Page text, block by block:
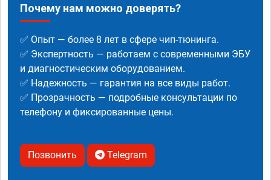
Почему нам можно доверять?
✅ Опыт — более 8 лет в сфере чип-тюнинга.
✅ Экспертность — работаем с современными ЭБУ
и диагностическим оборудованием.
✅ Надежность — гарантия на все виды работ.
✅ Прозрачность — подробные консультации по
телефону и фиксированные цены.
Позвонить Telegram